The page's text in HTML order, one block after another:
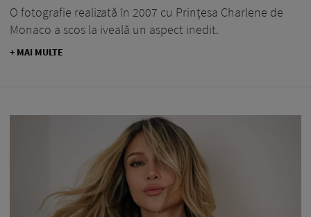
O fotografie realizată în 2007 cu Prințesa Charlene de
Monaco a scos la iveală un aspect inedit.
+ MAI MULTE